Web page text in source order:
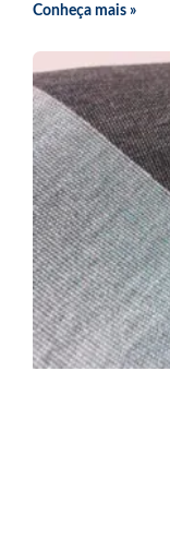
Conheça mais »